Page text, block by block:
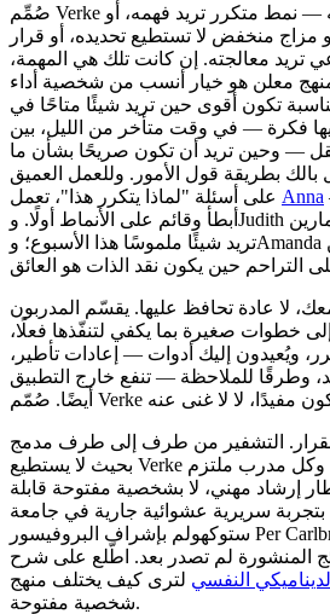
صُمِّم Verke للعمل على شيء بعينه — نمط متكرر تريد فهمه، أو
مزاج منخفض لا تستطيع تحديده، أو قرار
تريد معالجته. إن كانت تلك هي المهمة،
معلن هو خيار أنسب من شخصية أداء
تكون أقوى حين تريد شيئًا متاحًا في
فكرة — في وقت متأخر من الليل، بين
— وحين تريد أن تكون صريحًا بشأن ما
بطريقة قول الأمور. وللعمل العميق
Anna
أبطأ وقائم على الأنماط أولًا. وJudith تُجري تمارين CBT منظَّمة حين
تريد شيئًا ملموسًا هذا الأسبوع؛ وAmanda تمزج بين ACT والعلاج
لا عادة تحافظ عليها. يقسّم المدربون
خطوات صغيرة بما يكفي لتنفّذها فعلًا،
ويُعيدون إليك أدوات — إعادات تأطير،
وطرقًا للملاحظة — تنفع خارج التطبيق
التشفير من طرف إلى طرف مدمج
بحيث لا يستطيع Verke نفسه قراءة محادثاتك. وكل مدرب ملتزم
إرشاد مهني، لا بشخصية مفتوحة قابلة
بتجربة سريرية عشوائية جارية في جامعة
ستوكهولم بإشراف البروفيسور Per Carlbring — تصميم الدراسة
المنشورة لم تصدر بعد. اطّلع على شرح
النفسي لترى كيف يختلف منهج Anna عن محادثة
شخصية مفتوحة.